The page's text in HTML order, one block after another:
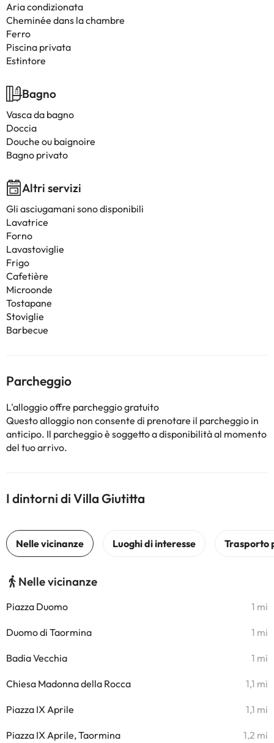
Aria condizionata
Cheminée dans la chambre
Ferro
Piscina privata
Estintore
Bagno
Vasca da bagno
Doccia
Douche ou baignoire
Bagno privato
Altri servizi
Gli asciugamani sono disponibili
Lavatrice
Forno
Lavastoviglie
Frigo
Cafetière
Microonde
Tostapane
Stoviglie
Barbecue
Parcheggio
L'alloggio offre parcheggio gratuito
Questo alloggio non consente di prenotare il parcheggio in
anticipo. Il parcheggio è soggetto a disponibilità al momento
del tuo arrivo.
I dintorni di Villa Giutitta
Nelle vicinanze
Piazza Duomo 1 mi
Duomo di Taormina 1 mi
Badia Vecchia 1 mi
Chiesa Madonna della Rocca 1,1 mi
Piazza IX Aprile 1,1 mi
Piazza IX Aprile, Taormina 1,2 mi